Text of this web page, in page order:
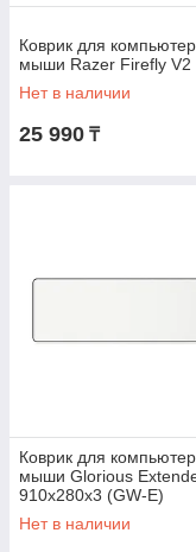
Коврик для
мыши Razer Firefly V2
Нет в наличии
25 990 ₸
Коврик для
мыши Glorious
910x280x3 (GW-E)
Нет в наличии